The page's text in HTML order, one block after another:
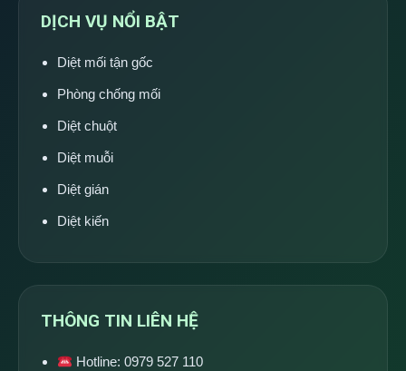
DỊCH VỤ NỔI BẬT
Diệt mối tận gốc
Phòng chống mối
Diệt chuột
Diệt muỗi
Diệt gián
Diệt kiến
THÔNG TIN LIÊN HỆ
Hotline:0979 527 110